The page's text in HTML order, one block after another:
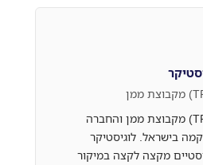
חברת לוגיסטיקה (TPL) מקבוצת ממן והחברה
בישראל. לוגיסטיקר
מקצה לקצה במיקור